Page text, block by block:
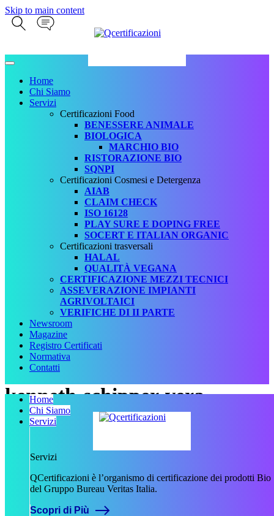
Skip to main content
Home
Chi Siamo
Servizi
Certificazioni Food
BENESSERE ANIMALE
BIOLOGICA
MARCHIO BIO
RISTORAZIONE BIO
SQNPI
Certificazioni Cosmesi e Detergenza
AIAB
CLAIM CHECK
ISO 16128
PLAY SURE E DOPING FREE
SOCERT E ITALIAN ORGANIC
Certificazioni trasversali
HALAL
QUALITÀ VEGANA
CERTIFICAZIONE MEZZI TECNICI
ASSEVERAZIONE IMPIANTI
AGRIVOLTAICI
VERIFICHE DI II PARTE
Newsroom
Magazine
Registro Certificati
Normativa
Contatti
Home
Chi Siamo
Servizi
Servizi
QCertificazioni è l’organismo di certificazione dei prodotti Bio
del Gruppo Bureau Veritas Italia.
Scopri di Più
kenneth-schipper-vera-
6y7jACxmhP8-unsplash
Scritto da
12 Febbraio 2021.